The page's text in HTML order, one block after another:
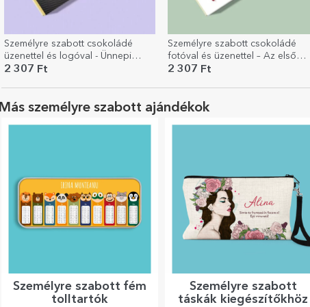
Személyre szabott csokoládé
üzenettel és logóval - Ünnepi
üdvözlet
2 307 Ft
Személyre szabott csokoládé
fotóval és üzenettel – Az első
karácsonyunk
2 307 Ft
Más személyre szabott ajándékok
Személyre szabott fém
tolltartók
Személyre szabott
táskák kiegészítőkhöz